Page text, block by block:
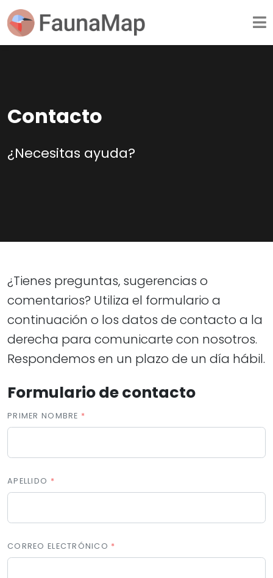
Contacto
¿Necesitas ayuda?
¿Tienes preguntas, sugerencias o
comentarios? Utiliza el formulario a
continuación o los datos de contacto a la
derecha para comunicarte con nosotros.
Respondemos en un plazo de un día hábil.
Formulario de contacto
PRIMER NOMBRE
APELLIDO
CORREO ELECTRÓNICO